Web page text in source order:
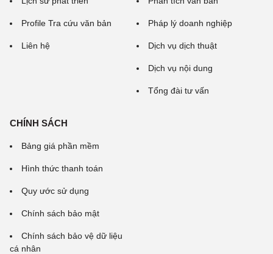
Profile Tra cứu văn bản
Liên hệ
Pháp lý doanh nghiệp
Dịch vụ dịch thuật
Dịch vụ nội dung
Tổng đài tư vấn
CHÍNH SÁCH
Bảng giá phần mềm
Hình thức thanh toán
Quy ước sử dụng
Chính sách bảo mật
Chính sách bảo vệ dữ liệu
cá nhân